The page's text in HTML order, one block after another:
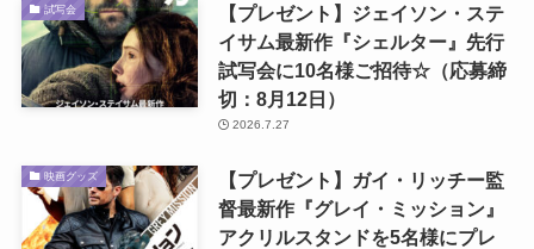
試写会
【プレゼント】ジェイソン・ステ
イサム最新作『シェルター』先行
試写会に10名様ご招待☆（応募締
切：8月12日）
2026.7.27
映画グッズ
【プレゼント】ガイ・リッチー監
督最新作『グレイ・ミッション』
アクリルスタンドを5名様にプレ